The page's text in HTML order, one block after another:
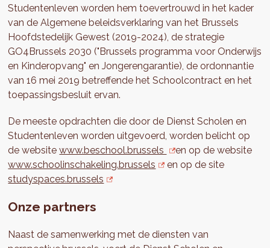
Studentenleven worden hem toevertrouwd in het kader
van de Algemene beleidsverklaring van het Brussels
Hoofdstedelijk Gewest (2019-2024), de strategie
GO4Brussels 2030 ("Brussels programma voor Onderwijs
en Kinderopvang" en Jongerengarantie), de ordonnantie
van 16 mei 2019 betreffende het Schoolcontract en het
toepassingsbesluit ervan.
De meeste opdrachten die door de Dienst Scholen en
Studentenleven worden uitgevoerd, worden belicht op
de websitewww.beschool.brussels
en op de website
www.schoolinschakeling.brussels
en op de site
studyspaces.brussels
Onze partners
Naast de samenwerking met de diensten van